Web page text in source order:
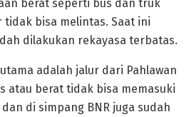
berat seperti bus dan truk
bisa melintas. Saat ini
dilakukan rekayasa terbatas.
adalah jalur dari Pahlawan
atau berat tidak bisa memasuki
di simpang BNR juga sudah